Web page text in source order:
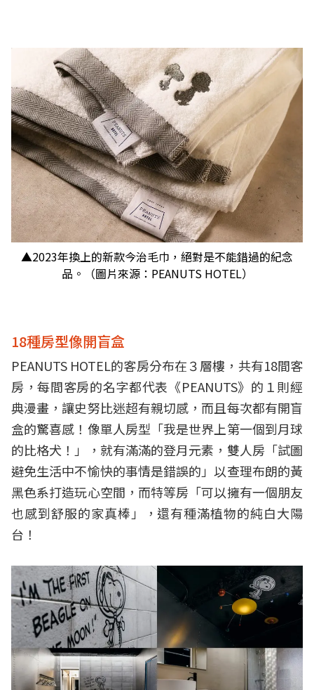
▲2023年換上的新款今治毛巾，絕對是不能錯過的紀念
品。（圖片來源：PEANUTS HOTEL）
18種房型像開盲盒
PEANUTS HOTEL的客房分布在３層樓，共有18間客
房，每間客房的名字都代表《PEANUTS》的１則經
典漫畫，讓史努比迷超有親切感，而且每次都有開盲
盒的驚喜感！像單人房型「我是世界上第一個到月球
的比格犬！」，就有滿滿的登月元素，雙人房「試圖
避免生活中不愉快的事情是錯誤的」以查理布朗的黃
黑色系打造玩心空間，而特等房「可以擁有一個朋友
也感到舒服的家真棒」，還有種滿植物的純白大陽
台！